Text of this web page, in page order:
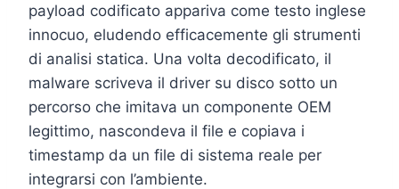
payload codificato appariva come testo inglese
innocuo, eludendo efficacemente gli strumenti
di analisi statica. Una volta decodificato, il
malware scriveva il driver su disco sotto un
percorso che imitava un componente OEM
legittimo, nascondeva il file e copiava i
timestamp da un file di sistema reale per
integrarsi con l’ambiente.